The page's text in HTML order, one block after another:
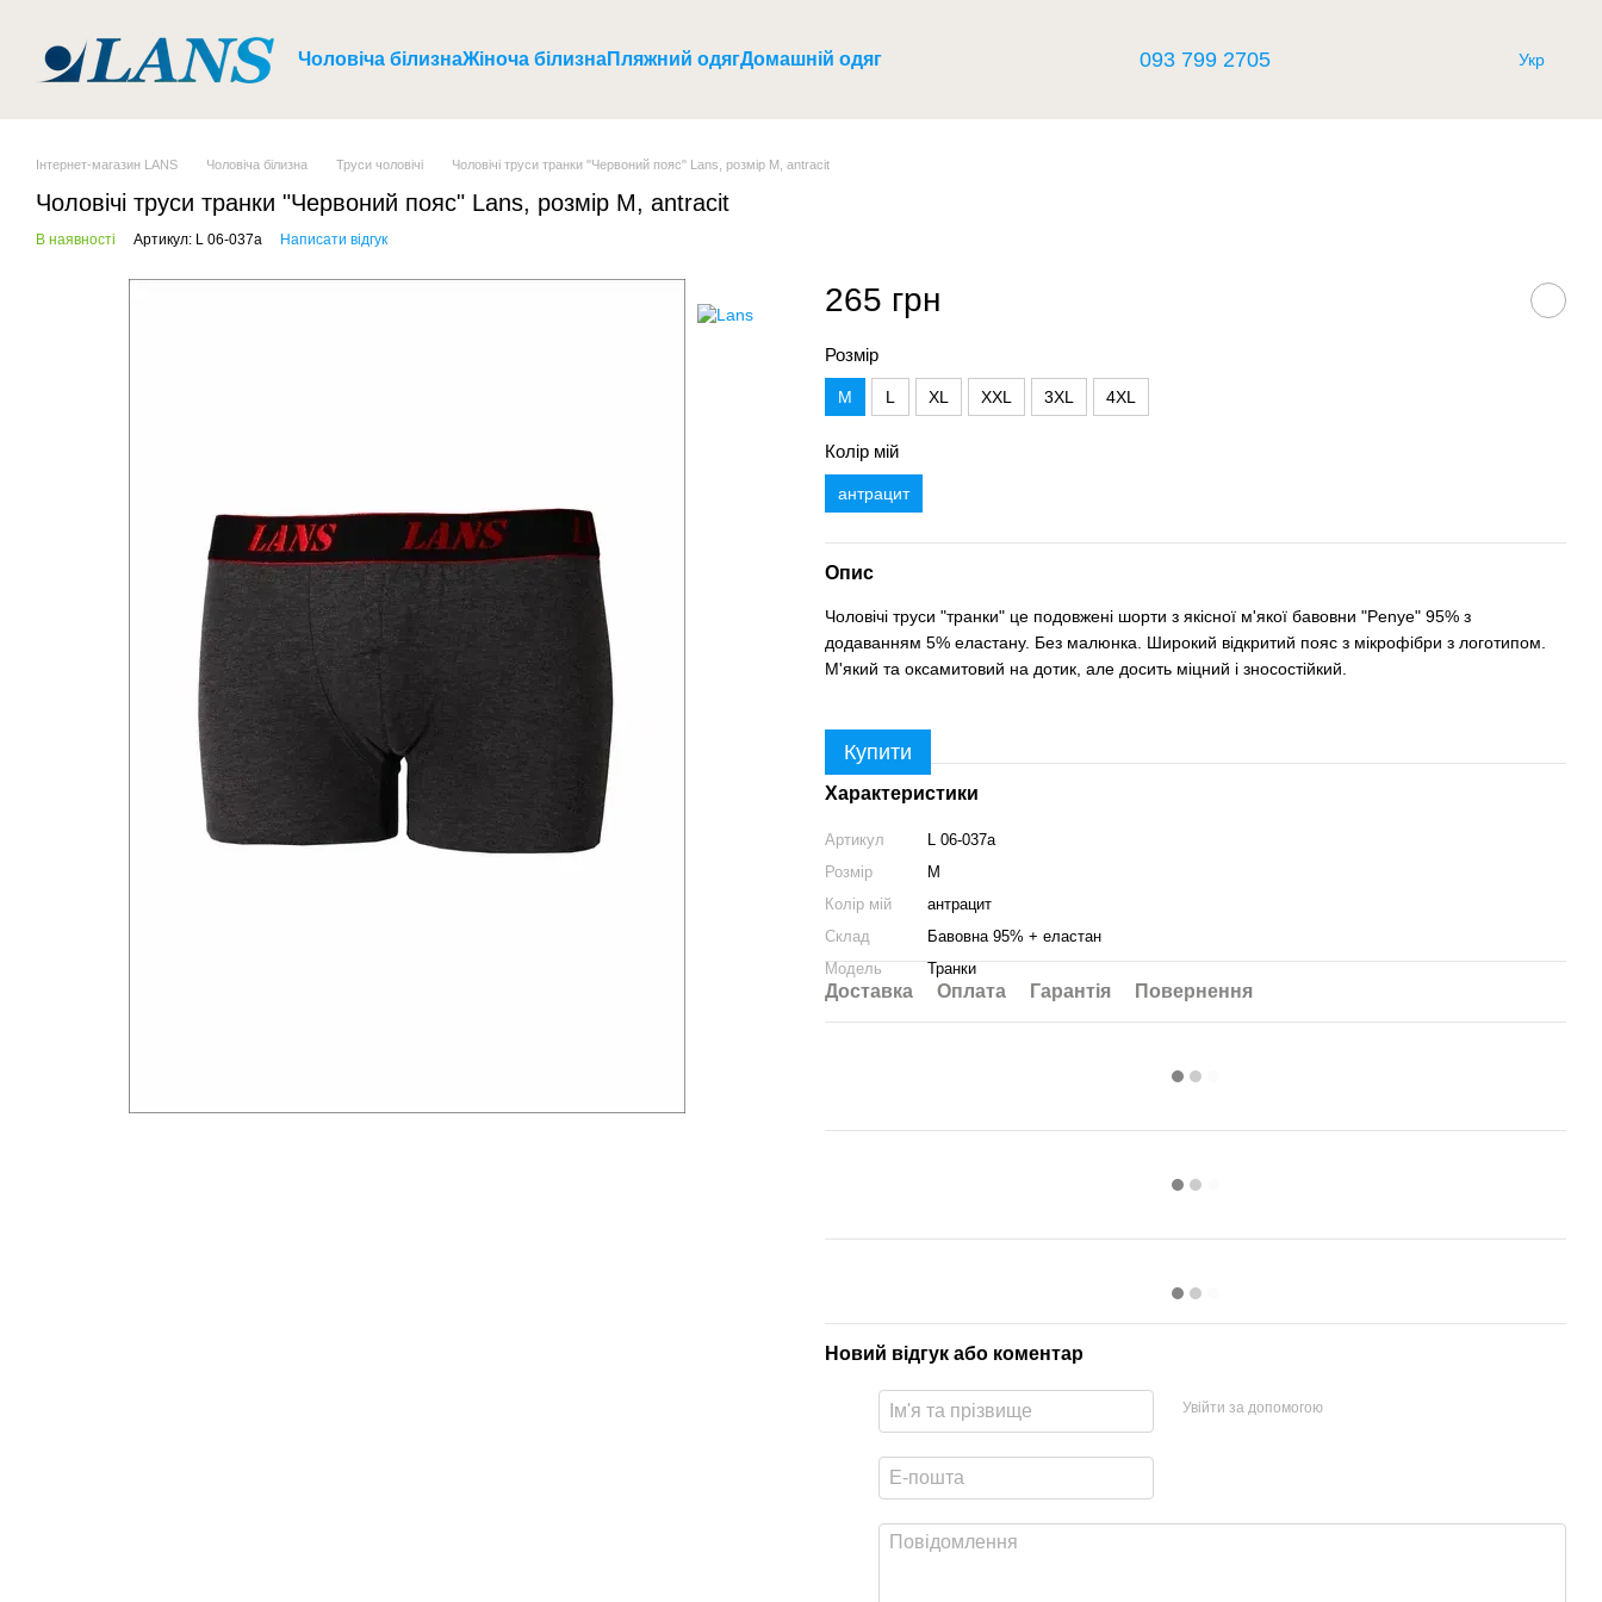
Чоловіча білизнаЖіноча білизнаПляжний одягДомашній одяг 093 799 2705 Укр
Інтернет-магазин LANS Чоловіча білизна Труси чоловічі Чоловічі труси транки "Червоний пояс" Lans, розмір M, antracit
Чоловічі труси транки "Червоний пояс" Lans, розмір M, antracit
В наявності Артикул: L 06-037a Написати відгук
265 грн
Розмір
M L XL XXL 3XL 4XL
Колір мій
антрацит
Опис
Чоловічі труси "транки" це подовжені шорти з якісної м'якої бавовни "Penye" ​​95% з
додаванням 5% еластану. Без малюнка. Широкий відкритий пояс з мікрофібри з логотипом.
М'який та оксамитовий на дотик, але досить міцний і зносостійкий.
Купити
Характеристики
Артикул
L 06-037a
Розмір
M
Колір мій
антрацит
Склад
Бавовна 95% + еластан
Модель
Транки
Доставка Оплата Гарантія Повернення
Новий відгук або коментар
Увійти за допомогою